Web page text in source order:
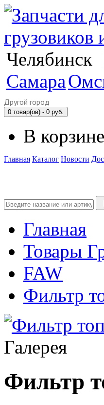
Челябинск
Самара
Другой город
0 товар(ов) - 0 руб.
В
Главная Каталог Новости
Главная
Товары
FAW
Фильтр
Галерея
Фильтр